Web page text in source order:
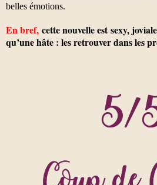
belles émotions.
En bref, cette nouvelle est sexy,
qu’une hâte : les retrouver dans les